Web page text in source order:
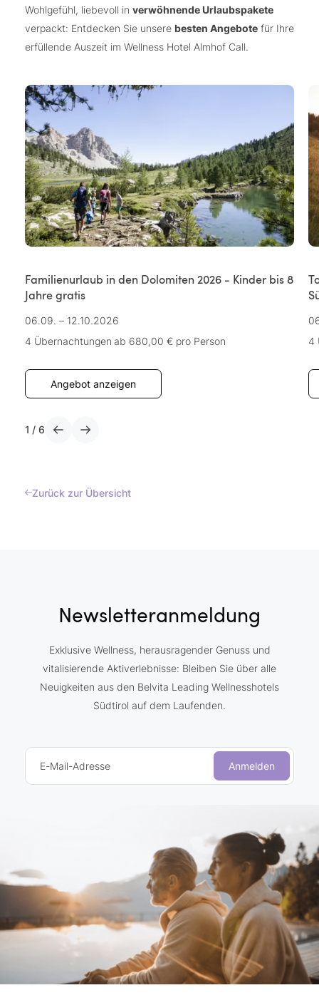
Wohlgefühl, liebevoll in verwöhnende Urlaubspakete
verpackt: Entdecken Sie unsere besten Angebote für Ihre
erfüllende Auszeit im Wellness Hotel Almhof Call.
Familienurlaub in den Dolomiten 2026 - Kinder bis 8
Jahre gratis
06.09. – 12.10.2026
4 Übernachtungen ab 680,00 € pro Person
Angebot anzeigen
4
1 / 6
Zurück zur Übersicht
Newsletteranmeldung
Exklusive Wellness, herausragender Genuss und
vitalisierende Aktiverlebnisse: Bleiben Sie über alle
Neuigkeiten aus den Belvita Leading Wellnesshotels
Südtirol auf dem Laufenden.
E-Mail-Adresse Anmelden